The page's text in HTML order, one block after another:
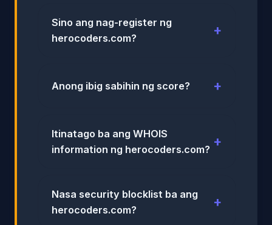
Sino ang nag-register ng
herocoders.com?
Anong ibig sabihin ng score?
Itinatago ba ang WHOIS
information ng herocoders.com?
Nasa security blocklist ba ang
herocoders.com?